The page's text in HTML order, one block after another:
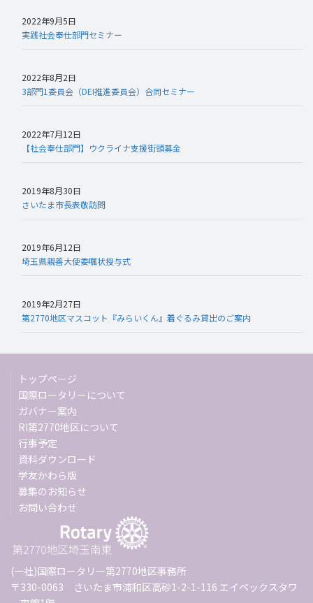
2022年9月5日
実践社会奉仕部門セミナー
2022年8月2日
3部門1委員会（DEI推進委員会）合同セミナー
2022年7月12日
【社会奉仕部門】ウクライナ支援街頭募金
2019年8月30日
さいたま市長表敬訪問
2019年6月12日
埼玉県親善大使委嘱状授与式
2019年2月27日
第2770地区マスコット『みらいくん』着ぐるみ貸出のご案内
トップページ
国際ロータリーについて
ガバナー案内
RI第2770地区について
行事予定
資料ダウンロード
学友かわら版
募集のお知らせ
お問い合わせ
(一社)国際ロータリー第2770地区事務所
〒330-0063 さいたま市浦和区高砂1-2-1-116 エイペックスタワ